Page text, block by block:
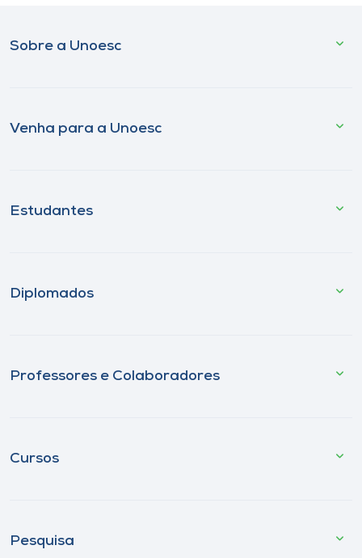
Sobre a Unoesc
Venha para a Unoesc
Estudantes
Diplomados
Professores e Colaboradores
Cursos
Pesquisa